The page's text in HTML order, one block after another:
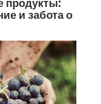
продукты:
и забота о